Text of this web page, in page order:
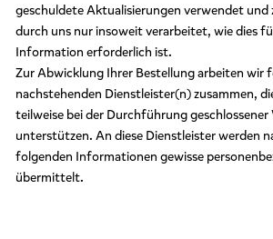
geschuldete Aktualisierungen verwendet und
durch uns nur insoweit verarbeitet, wie dies
Information erforderlich ist.
Zur Abwicklung Ihrer Bestellung arbeiten wir
nachstehenden Dienstleister(n) zusammen,
teilweise bei der Durchführung geschlossener
unterstützen. An diese Dienstleister werden
folgenden Informationen gewisse
übermittelt.